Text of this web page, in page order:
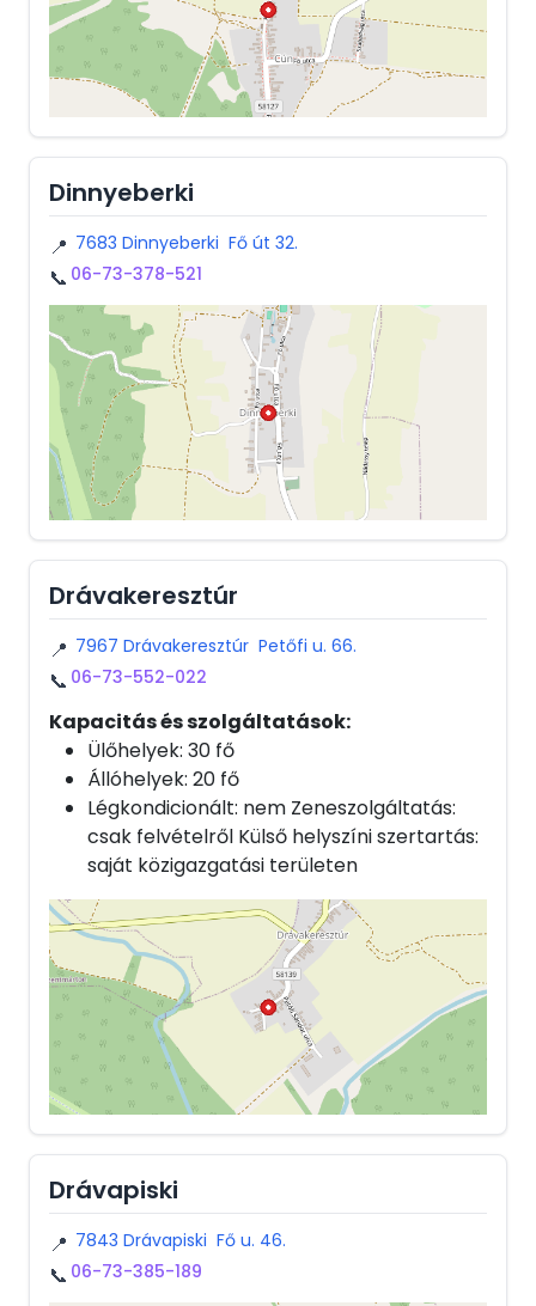
Dinnyeberki
📍 7683 Dinnyeberki Fő út 32.
📞 06-73-378-521
Drávakeresztúr
📍 7967 Drávakeresztúr Petőfi u. 66.
📞 06-73-552-022
Kapacitás és szolgáltatások:
Ülőhelyek: 30 fő
Állóhelyek: 20 fő
Légkondicionált: nem Zeneszolgáltatás:
csak felvételről Külső helyszíni szertartás:
saját közigazgatási területen
Drávapiski
📍 7843 Drávapiski Fő u. 46.
📞 06-73-385-189